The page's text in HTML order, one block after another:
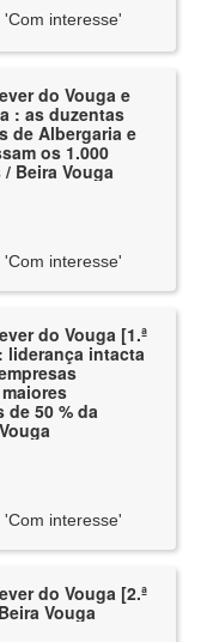
interesse'
do Vouga e
: as duzentas
de Albergaria e
os 1.000
Beira Vouga
interesse'
do Vouga [1.ª
liderança intacta
de 50 % da
interesse'
do Vouga [2.ª
Vouga